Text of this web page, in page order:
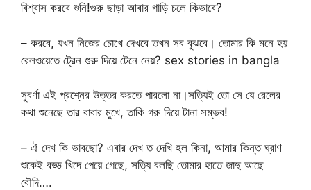
বিশ্বাস করবে শুনি!গুরু ছাড়া আবার গাড়ি চলে কিভাবে?
– করবে, যখন নিজের চোখে দেখবে তখন সব বুঝবে। তোমার কি মনে হয়
রেলওয়েতে ট্রেন গুরু দিয়ে টেনে নেয়? sex stories in bangla
সুবর্ণা এই প্রশ্নের উত্তর করতে পারলো না।সত্যিই তো সে যে রেলের
কথা শুনেছে তার বাবার মুখে, তাকি গরু দিয়ে টানা সম্ভব!
– ঐ দেখ কি ভাবছো? এবার দেখ ত দেখি হল কিনা, আমার কিন্ত ঘ্রাণ
শুকেই বড্ড খিদে পেয়ে গেছে, সত্যি বলছি তোমার হাতে জাদু আছে
বৌদি….